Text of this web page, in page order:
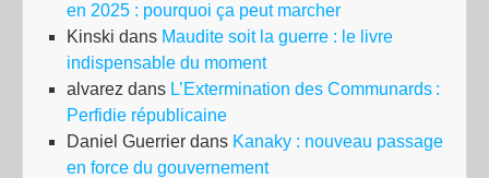
en 2025 : pourquoi ça peut marcher
Kinski dans Maudite soit la guerre : le livre
indispensable du moment
alvarez dans L’Extermination des Communards :
Perfidie républicaine
Daniel Guerrier dans Kanaky : nouveau passage
en force du gouvernement